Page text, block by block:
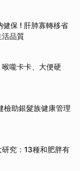
保 ! 肝肺寡轉移省
活品質
喉嚨卡卡、大便硬
檢助銀髮族健康管理
究：13種和肥胖有